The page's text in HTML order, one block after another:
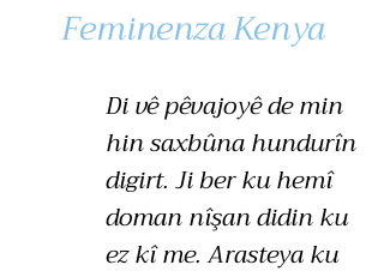
Feminenza Kenya
Di vê pêvajoyê de min
hin saxbûna hundurîn
digirt. Ji ber ku hemî
doman nîşan didin ku
ez kî me. Arasteya ku